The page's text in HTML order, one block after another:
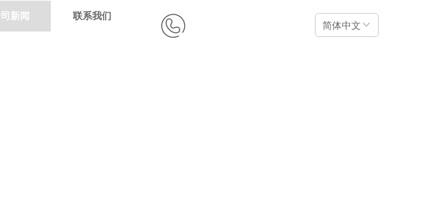
简体中文
新闻 联系我们